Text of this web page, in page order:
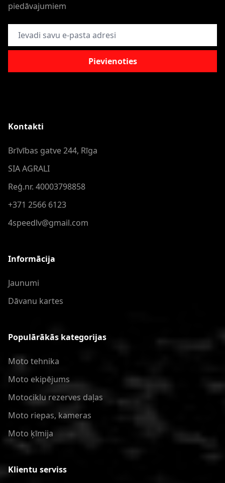
piedāvajumiem
E-pasta adrese
Pievienoties
Kontakti
Brīvības gatve 244, Rīga
SIA AGRALI
Reģ.nr. 40003798858
+371 2566 6123
4speedlv@gmail.com
Informācija
Jaunumi
Dāvanu kartes
Populārākās kategorijas
Moto tehnika
Moto ekipējums
Motociklu rezerves daļas
Moto riepas, kameras
Moto ķīmija
Klientu serviss